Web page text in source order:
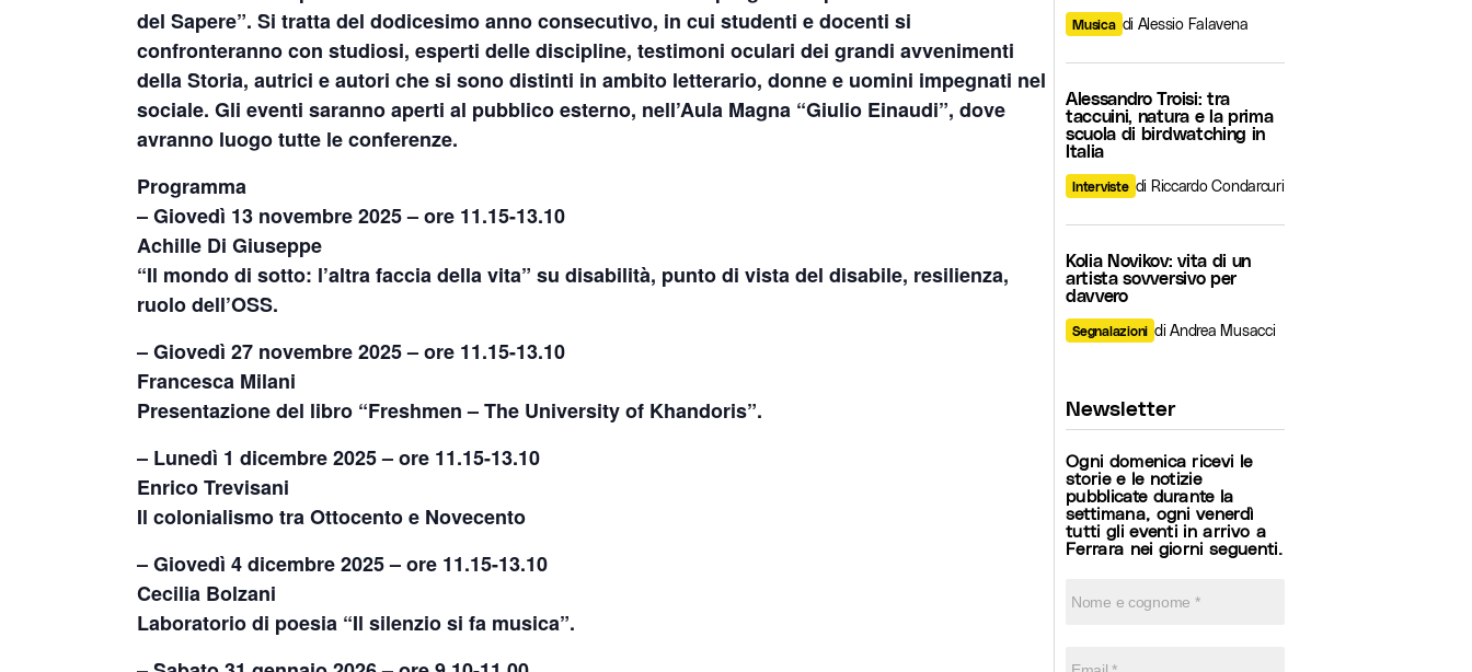
del Sapere”. Si tratta del dodicesimo anno consecutivo, in cui studenti e docenti si
confronteranno con studiosi, esperti delle discipline, testimoni oculari dei grandi avvenimenti
della Storia, autrici e autori che si sono distinti in ambito letterario, donne e uomini impegnati nel
sociale. Gli eventi saranno aperti al pubblico esterno, nell’Aula Magna “Giulio Einaudi”, dove
avranno luogo tutte le conferenze.
Programma
– Giovedì 13 novembre 2025 – ore 11.15-13.10
Achille Di Giuseppe
“Il mondo di sotto: l’altra faccia della vita” su disabilità, punto di vista del disabile, resilienza,
ruolo dell’OSS.
– Giovedì 27 novembre 2025 – ore 11.15-13.10
Francesca Milani
Presentazione del libro “Freshmen – The University of Khandoris”.
– Lunedì 1 dicembre 2025 – ore 11.15-13.10
Enrico Trevisani
Il colonialismo tra Ottocento e Novecento
– Giovedì 4 dicembre 2025 – ore 11.15-13.10
Cecilia Bolzani
Laboratorio di poesia “Il silenzio si fa musica”.
Musica di Alessio Falavena
Alessandro Troisi: tra
taccuini, natura e la prima
scuola di birdwatching in
Italia
Interviste di Riccardo Condarcuri
Kolia Novikov: vita di un
artista sovversivo per
davvero
Segnalazioni di Andrea Musacci
Newsletter
Ogni domenica ricevi le
storie e le notizie
pubblicate durante la
settimana, ogni venerdì
tutti gli eventi in arrivo a
Ferrara nei giorni seguenti.